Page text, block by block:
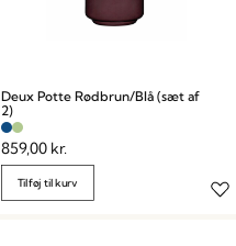
Deux Potte Rødbrun/Blå (sæt af
2)
859,00 kr.
Tilføj til kurv